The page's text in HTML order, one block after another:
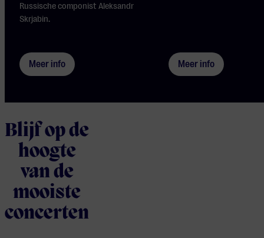
Russische componist Aleksandr
Skrjabin.
Meer info Meer info
Blijf op de
hoogte
van de
mooiste
concerten